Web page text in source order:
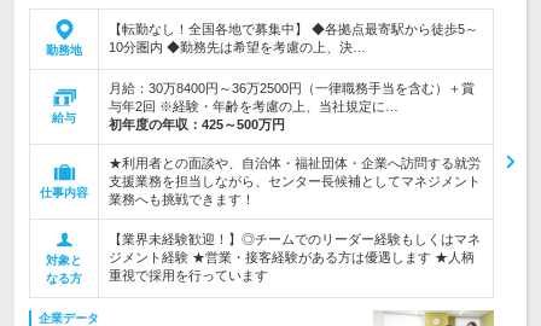
勤務地
【転勤なし！全国各地で募集中】 ◆各拠点最寄駅から徒歩5～
10分圏内 ◆勤務先は希望を考慮の上、決…
給与
月給：30万8400円～36万2500円（一律職務手当を含む）＋賞
与年2回 ※経験・年齢を考慮の上、当社規定に…
初年度の年収： 425～500万円
仕事内容
★利用者との面談や、自治体・福祉団体・企業へ訪問する就労
支援業務を担当しながら、センター長候補としてマネジメント
業務へも挑戦できます！
対象と
なる方
【業界未経験歓迎！】◎チームでのリーダー経験もしくはマネ
ジメント経験 ★営業・接客経験がある方は優遇します ★人柄
重視で採用を行っています
企業データ